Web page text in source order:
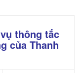
thông tắc
của Thanh